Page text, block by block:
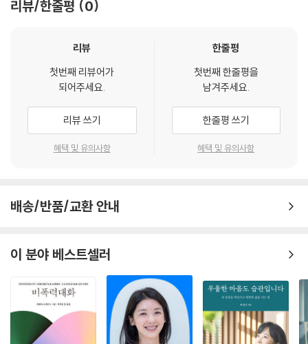
데에 상관이 없으며, 혼자 할 수도 있고, 누군가와 함께할 수도 있다는 것이
의 몸, 우리의 마음과 사랑에 빠져보라고 이끈다. 그리고 ‘지금 이 순간’, ‘있
는 그대로(as we are)’의 느낌들을 단순하고 순정하게 받아들여 보라고
권한다. 그의 초대는 때로는 부드럽고 감동적이며 때로는 도발적이다. 자
신의 가슴 깊은 곳을 다른 사람들과 공유하고 싶다는 연민이 자리하기 때
문이다. 그는 자신을 살려낸 것으로 자신과 똑같은 상황에 처한 누군가를
에 살아있는 자신의 실체와 만나고, ‘있는 그대로’의 자신을 느끼고, 그것에
삶이 곧 나의 삶이라는 것이다. 이것을 인식하는 순간, ‘진짜 자아’를 억누
르며 외면하고 부정해왔던 화·두려움·절망적 감정들을 ‘있는 그대로’ 직시
하게 되고, 받아들이게 되며, 끊긴 관계들이 다시 연결될 수 있다고 말한다.
홀로 헤매던 자신을 붙들어 둘 수 있고, 생명의 에너지로 채워진 사랑의 들
녘으로 다른 이도 초대할 수 있게 된다고 말한다.
리뷰/한줄평 0
리뷰
첫번째 리뷰어가
되어주세요.
리뷰 쓰기
혜택 및 유의사항
한줄평
첫번째 한줄평을
남겨주세요.
한줄평 쓰기
혜택 및 유의사항
배송/반품/교환 안내
이 분야 베스트셀러